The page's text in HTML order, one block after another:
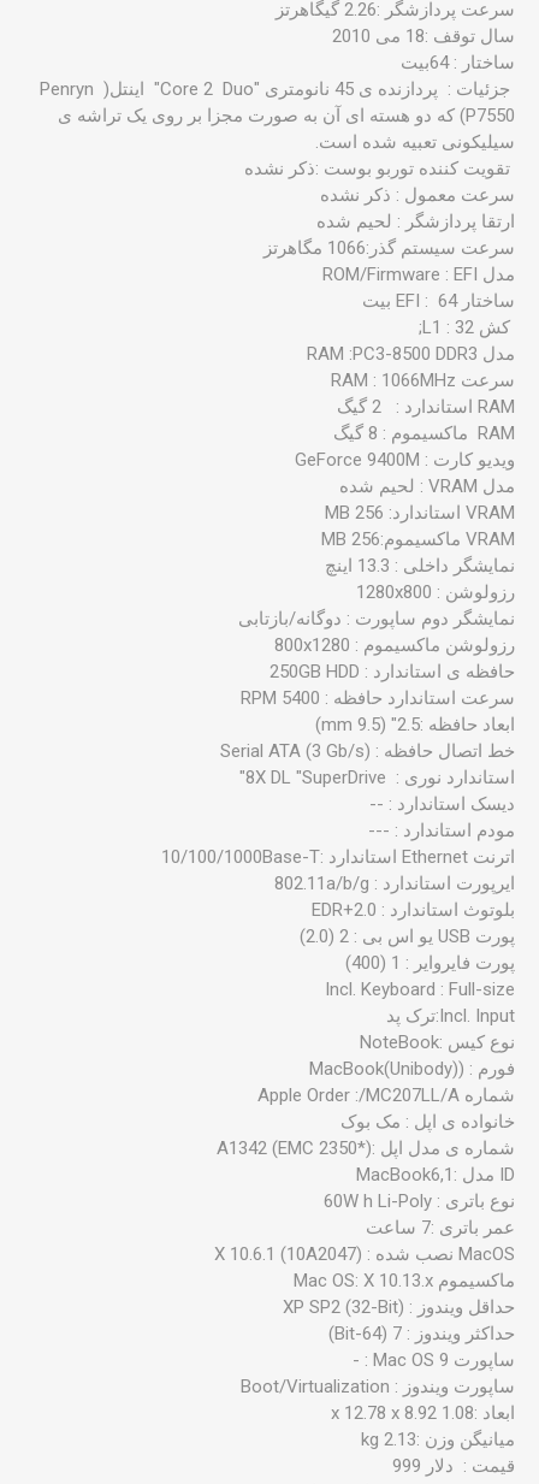
سرعت پردازشگر :2.26 گیگاهرتز
سال توقف :18 می 2010
ساختار : 64بیت
جزئیات : پردازنده ی 45 نانومتری "Core 2 Duo" اینتل( Penryn
(P7550 که دو هسته ای آن به صورت مجزا بر روی یک تراشه ی
سیلیکونی تعبیه شده است.
تقویت کننده توربو بوست :ذکر نشده
سرعت معمول : ذکر نشده
ارتقا پردازشگر : لحیم شده
سرعت سیستم گذر:1066 مگاهرتز
مدل ROM/Firmware : EFI
ساختار EFI : 64 بیت
کش L1 : 32;
مدل RAM :PC3-8500 DDR3
سرعت RAM : 1066MHz
ویدیو کارت : GeForce 9400M
مدل VRAM : لحیم شده
نمایشگر داخلی : 13.3 اینچ
رزولوشن : 1280x800
نمایشگر دوم ساپورت : دوگانه/بازتابی
رزولوشن ماکسیموم : 800x1280
حافظه ی استاندارد : 250GB HDD
سرعت استاندارد حافظه : 5400 RPM
ابعاد حافظه :2.5" (9.5 mm)
خط اتصال حافظه : Serial ATA (3 Gb/s)
استاندارد نوری : 8X DL "SuperDrive"
دیسک استاندارد : --
مودم استاندارد : ---
اترنت Ethernet استاندارد :10/100/1000Base-T
ایرپورت استاندارد : 802.11a/b/g
بلوتوث استاندارد : 2.0+EDR
پورت USB یو اس بی : 2 (2.0)
پورت فایروایر : 1 (400)
نوع کیس :NoteBook
فورم : (MacBook(Unibody)
شماره Apple Order :/MC207LL/A
خانواده ی اپل : مک بوک
شماره ی مدل اپل :A1342 (EMC 2350*)
نوع باتری : 60W h Li-Poly
عمر باتری :7 ساعت
ماکسیموم Mac OS: X 10.13.x
حداقل ویندوز : XP SP2 (32-Bit)
حداکثر ویندوز : 7 (64-Bit)
ساپورت Mac OS 9 : -
ساپورت ویندوز : Boot/Virtualization
ابعاد :1.08 x 12.78 x 8.92
میانیگن وزن :2.13 kg
قیمت : دلار 999